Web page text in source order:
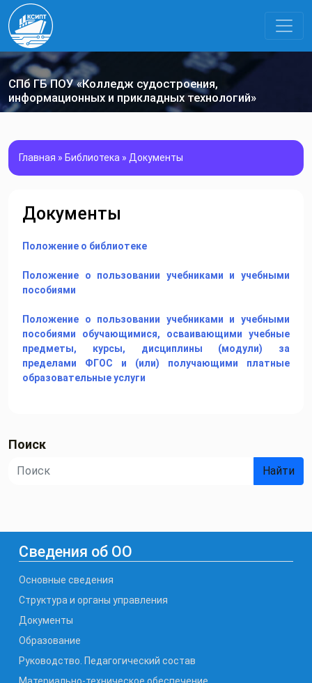
СПб ГБ ПОУ «Колледж судостроения,
информационных и прикладных технологий»
Главная » Библиотека » Документы
Документы
Положение о библиотеке
Положение о пользовании учебниками и учебными
пособиями
Положение о пользовании учебниками и учебными
пособиями обучающимися, осваивающими учебные
предметы, курсы, дисциплины (модули) за
пределами ФГОС и (или) получающими платные
образовательные услуги
Поиск
Найти
Сведения об ОО
Основные сведения
Структура и органы управления
Документы
Образование
Руководство. Педагогический состав